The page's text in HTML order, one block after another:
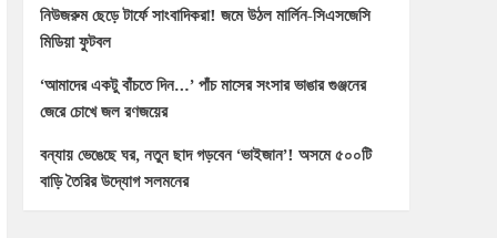
নিউজরুম ছেড়ে টার্ফে সাংবাদিকরা! জমে উঠল মার্লিন-সিএসজেসি
মিডিয়া ফুটবল
‘আমাদের একটু বাঁচতে দিন…’ পাঁচ মাসের সংসার ভাঙার গুঞ্জনের
জেরে চোখে জল রণজয়ের
বন্যায় ভেঙেছে ঘর, নতুন ছাদ গড়বেন ‘ভাইজান’! অসমে ৫০০টি
বাড়ি তৈরির উদ্যোগ সলমনের